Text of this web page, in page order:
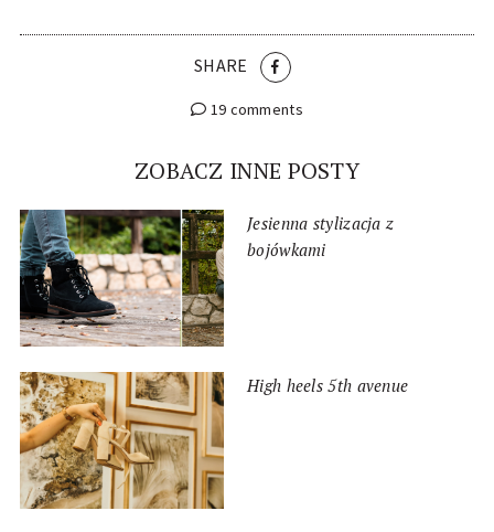
SHARE
19 comments
ZOBACZ INNE POSTY
Jesienna stylizacja z
bojówkami
High heels 5th avenue